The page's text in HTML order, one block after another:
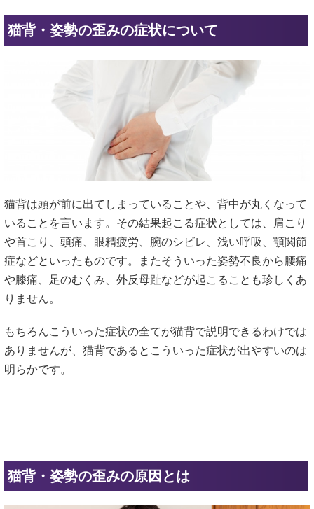
猫背・姿勢の歪みの症状について
猫背は頭が前に出てしまっていることや、背中が丸くなって
いることを言います。その結果起こる症状としては、肩こり
や首こり、頭痛、眼精疲労、腕のシビレ、浅い呼吸、顎関節
症などといったものです。またそういった姿勢不良から腰痛
や膝痛、足のむくみ、外反母趾などが起こることも珍しくあ
りません。
もちろんこういった症状の全てが猫背で説明できるわけでは
ありませんが、猫背であるとこういった症状が出やすいのは
明らかです。
猫背・姿勢の歪みの原因とは